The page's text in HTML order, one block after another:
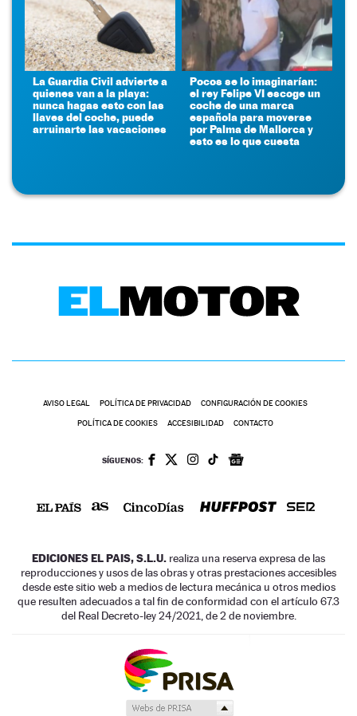
La Guardia Civil advierte a
quienes van a la playa:
nunca hagas esto con las
llaves del coche, puede
arruinarte las vacaciones
Pocos se lo imaginarían:
el rey Felipe VI escoge un
coche de una marca
española para moverse
por Palma de Mallorca y
esto es lo que cuesta
AVISO LEGAL POLÍTICA DE PRIVACIDAD CONFIGURACIÓN DE COOKIES
POLÍTICA DE COOKIES ACCESIBILIDAD CONTACTO
SÍGUENOS:
EDICIONES EL PAIS, S.L.U. realiza una reserva expresa de las
reproducciones y usos de las obras y otras prestaciones accesibles
desde este sitio web a medios de lectura mecánica u otros medios
que resulten adecuados a tal fin de conformidad con el artículo 67.3
del Real Decreto-ley 24/2021, de 2 de noviembre.